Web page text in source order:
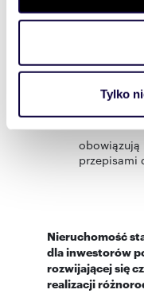
zmienić lub wycofać
Wykorzystujemy pliki
i reklam, aby
korzystasz z naszej
Partnerzy mogą
otrzymanymi od
Tylko
w zakresie
obowiązują
przepisami
Nieruchomość
dla inwestorów
rozwijającej się
realizacji